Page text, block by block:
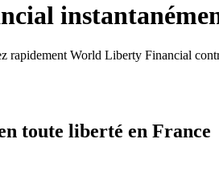
rapidement World Liberty Financial
toute liberté en France